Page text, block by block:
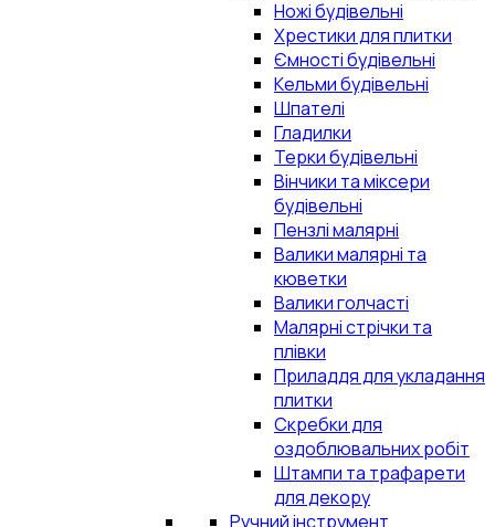
Ножі будівельні
Хрестики для плитки
Ємності будівельні
Кельми будівельні
Шпателі
Гладилки
Терки будівельні
Вінчики та міксери
будівельні
Пензлі малярні
Валики малярні та
кюветки
Валики голчасті
Малярні стрічки та
плівки
Приладдя для укладання
плитки
Скребки для
оздоблювальних робіт
Штампи та трафарети
для декору
Ручний інструмент